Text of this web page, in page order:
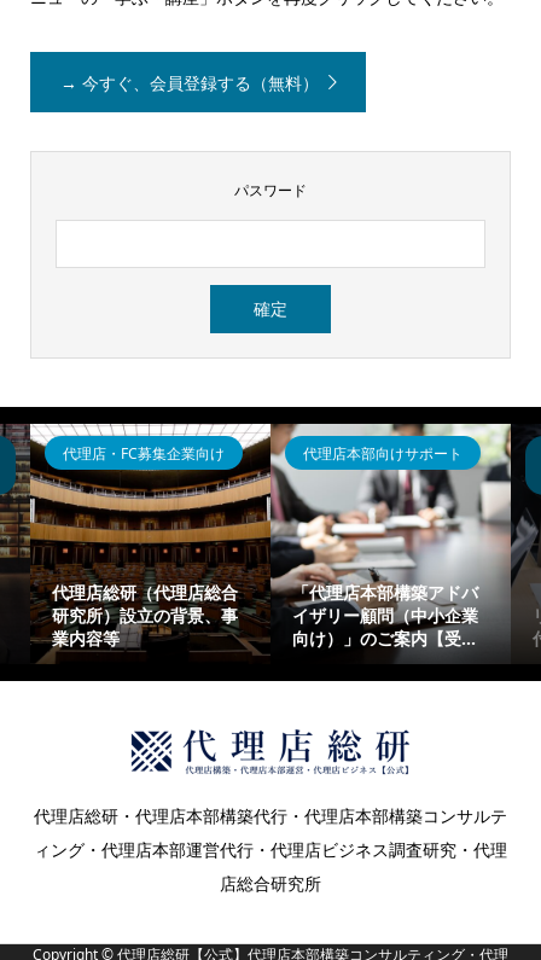
→ 今すぐ、会員登録する（無料）
パスワード
代理店・FC募集企業向け
代理店総研（代理店総合
研究所）設立の背景、事
業内容等
代理店本部向けサポート
「代理店本部構築アドバ
イザリー顧問（中小企業
向け）」のご案内【受...
代理店総研・代理店本部構築代行・代理店本部構築コンサルテ
ィング・代理店本部運営代行・代理店ビジネス調査研究・代理
店総合研究所
Copyright ©代理店総研【公式】代理店本部構築コンサルティング・代理